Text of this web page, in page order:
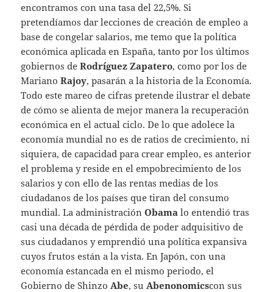
encontramos con una tasa del 22,5%. Si
pretendíamos dar lecciones de creación de empleo a
base de congelar salarios, me temo que la política
económica aplicada en España, tanto por los últimos
gobiernos deRodríguez Zapatero, como por los de
MarianoRajoy, pasarán a la historia de la Economía.
Todo este mareo de cifras pretende ilustrar el debate
de cómo se alienta de mejor manera la recuperación
económica en el actual ciclo. De lo que adolece la
economía mundial no es de ratios de crecimiento, ni
siquiera, de capacidad para crear empleo, es anterior
el problema y reside en el empobrecimiento de los
salarios y con ello de las rentas medias de los
ciudadanos de los países que tiran del consumo
mundial. La administraciónObama lo entendió tras
casi una década de pérdida de poder adquisitivo de
sus ciudadanos y emprendió una política expansiva
cuyos frutos están a la vista. En Japón, con una
economía estancada en el mismo periodo, el
Gobierno de Shinzo Abe, su Abenonomicscon sus